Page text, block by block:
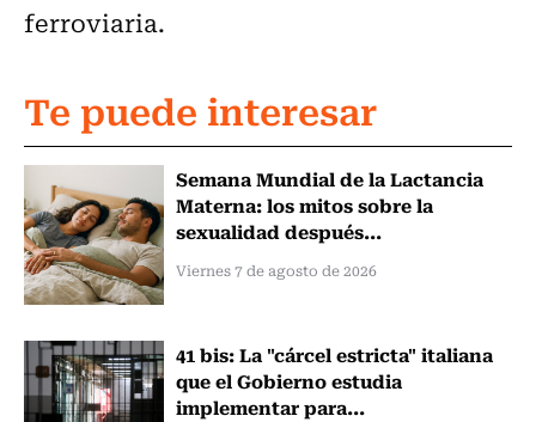
ferroviaria.
Te puede interesar
Semana Mundial de la Lactancia
Materna: los mitos sobre la
sexualidad después...
Viernes 7 de agosto de 2026
41 bis: La "cárcel estricta" italiana
que el Gobierno estudia
implementar para...